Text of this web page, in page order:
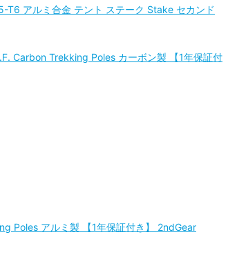
アルミ合金 テント ステーク Stake セカンド
Carbon Trekking Poles カーボン製 【1年保証付
Poles アルミ製 【1年保証付き】 2ndGear